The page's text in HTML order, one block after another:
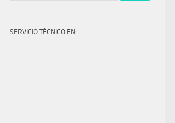
SERVICIO TÉCNICO EN: